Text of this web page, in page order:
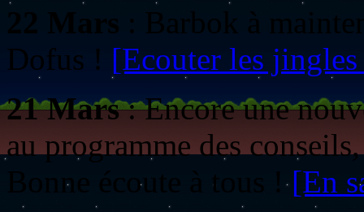
22 Mars : Barbok à
Dofus ! [Ecouter les
21 Mars: Encore une
au programme des
Bonne écoute à tous ![En